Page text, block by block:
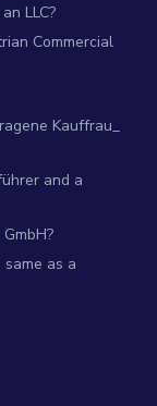
LLC?
Commercial
Kauffrau_
and a
as a